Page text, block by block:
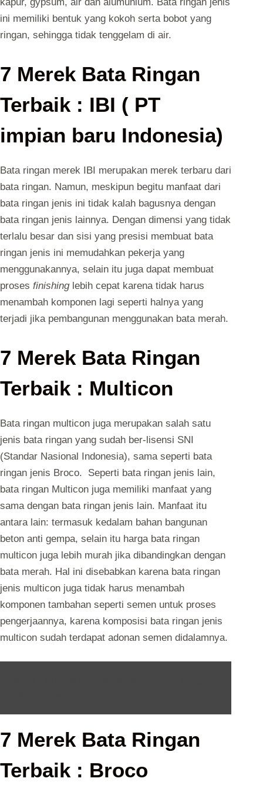
ini memiliki bentuk yang kokoh serta bobot yang
ringan, sehingga tidak tenggelam di air.
7 Merek Bata Ringan
Terbaik : IBI ( PT
impian baru Indonesia)
Bata ringan merek IBI merupakan merek terbaru dari
bata ringan. Namun, meskipun begitu manfaat dari
bata ringan jenis ini tidak kalah bagusnya dengan
bata ringan jenis lainnya. Dengan dimensi yang tidak
terlalu besar dan sisi yang presisi membuat bata
ringan jenis ini memudahkan pekerja yang
menggunakannya, selain itu juga dapat membuat
proses finishinglebih cepat karena tidak harus
menambah komponen lagi seperti halnya yang
terjadi jika pembangunan menggunakan bata merah.
7 Merek Bata Ringan
Terbaik : Multicon
Bata ringan multicon juga merupakan salah satu
jenis bata ringan yang sudah ber-lisensi SNI
(Standar Nasional Indonesia), sama seperti bata
ringan jenis Broco. Seperti bata ringan jenis lain,
bata ringan Multicon juga memiliki manfaat yang
sama dengan bata ringan jenis lain. Manfaat itu
antara lain: termasuk kedalam bahan bangunan
beton anti gempa, selain itu harga bata ringan
multicon juga lebih murah jika dibandingkan dengan
bata merah. Hal ini disebabkan karena bata ringan
jenis multicon juga tidak harus menambah
komponen tambahan seperti semen untuk proses
pengerjaannya, karena komposisi bata ringan jenis
multicon sudah terdapat adonan semen didalamnya.
7 Merek Bata Ringan
Terbaik : Broco